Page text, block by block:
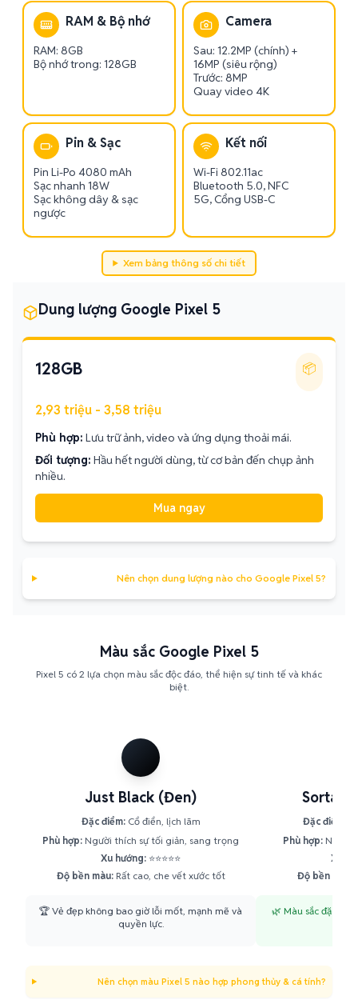
RAM & Bộ nhớ
RAM: 8GB
Bộ nhớ trong: 128GB
Camera
Sau: 12.2MP (chính) +
16MP (siêu rộng)
Trước: 8MP
Quay video 4K
Pin & Sạc
Pin Li-Po 4080 mAh
Sạc nhanh 18W
Sạc không dây & sạc
ngược
Kết nối
Wi-Fi 802.11ac
Bluetooth 5.0, NFC
5G, Cổng USB-C
Xem bảng thông số chi tiết
Dung lượng Google Pixel 5
128GB 📦
2,93 triệu - 3,58 triệu
Phù hợp: Lưu trữ ảnh, video và ứng dụng thoải mái.
Đối tượng: Hầu hết người dùng, từ cơ bản đến chụp ảnh
nhiều.
Mua ngay
Nên chọn dung lượng nào cho Google Pixel 5?
Màu sắc Google Pixel 5
Pixel 5 có 2 lựa chọn màu sắc độc đáo, thể hiện sự tinh tế và khác
biệt.
Just Black (Đen)
Đặc điểm:Cổ điển, lịch lãm
Phù hợp: Người thích sự tối giản, sang trọng
Xu hướng: ⭐⭐⭐⭐⭐
Độ bền màu:Rất cao, che vết xước tốt
🏆 Vẻ đẹp không bao giờ lỗi mốt, mạnh mẽ và
quyền lực.
Sorta
Đặc điểm:
Phù hợp:Người
Xu
Độ bền màu:
🌿 Màu sắc đặc
Nên chọn màu Pixel 5 nào hợp phong thủy & cá tính?